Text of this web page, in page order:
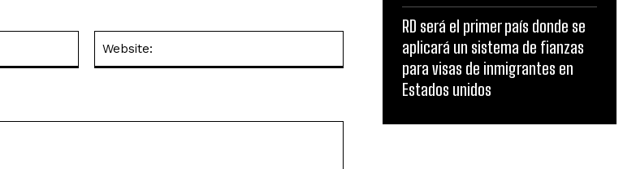
RD será el primer país donde se
aplicará un sistema de fianzas
para visas de inmigrantes en
Estados unidos